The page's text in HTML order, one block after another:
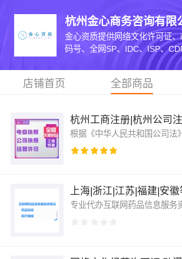
杭州金心商务咨询有限
金心资质提供网络文化许可证
码号、全网SP、IDC、ISP、
店铺首页 全部商品
杭州工商注册|杭州公司